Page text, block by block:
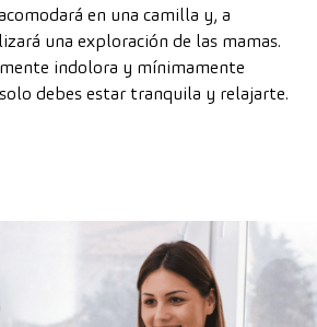
en una camilla y, a
una exploración de las mamas.
indolora y mínimamente
debes estar tranquila y relajarte.